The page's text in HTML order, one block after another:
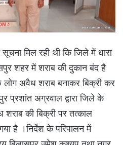
मिल रही थी कि जिले में धारा
शहर में शराब की दुकान बंद है
लोग अवैध शराब बनाकर बिक्री कर
प्रशांत अग्रवाल द्वारा जिले के
शराब की बिक्री पर तत्काल
है ।निर्देश के परिपालन में